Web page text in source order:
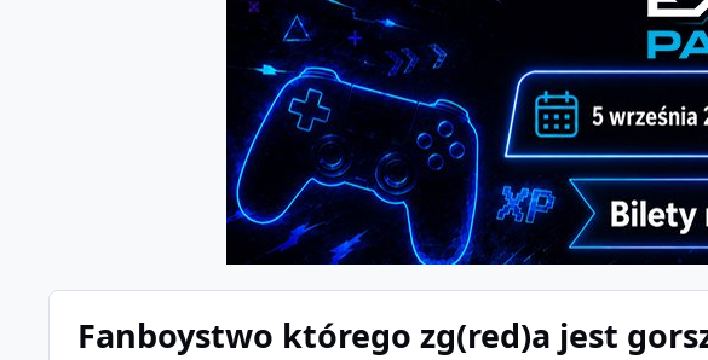
Fanboystwo którego zg(red)a jest